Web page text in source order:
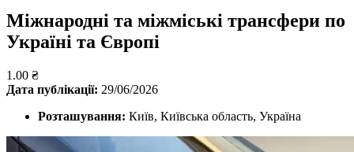
Міжнародні та міжміські трансфери по
Україні та Європі
1.00 ₴
Дата публікації: 29/06/2026
Розташування: Київ, Київська область, Україна